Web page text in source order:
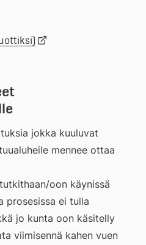
Länk
jokka kuuluvat
mennee ottaa
oon käynissä
prosesissa ei tulla
jo kunta oon käsitelly
viimisennä kahen vuen